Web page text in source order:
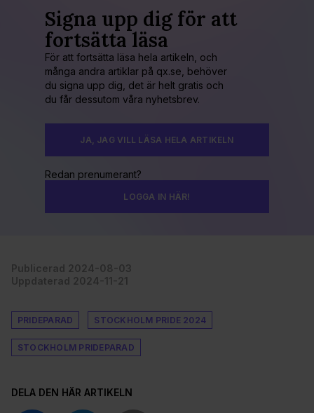
Signa upp dig för att
fortsätta läsa
För att fortsätta läsa hela artikeln, och
många andra artiklar på qx.se, behöver
du signa upp dig, det är helt gratis och
du får dessutom våra nyhetsbrev.
JA, JAG VILL LÄSA HELA ARTIKELN
Redan prenumerant?
LOGGA IN HÄR!
Publicerad 2024-08-03
Uppdaterad 2024-11-21
PRIDEPARAD STOCKHOLM PRIDE 2024
STOCKHOLM PRIDEPARAD
DELA DEN HÄR ARTIKELN